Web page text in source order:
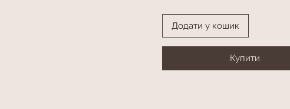
Додати у кошик
Купити